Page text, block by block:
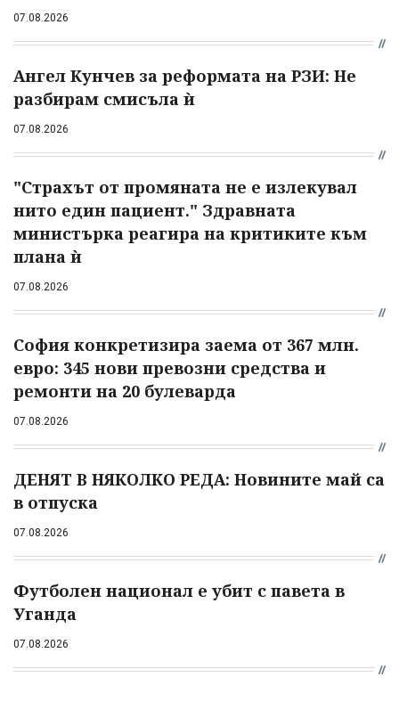
07.08.2026
Ангел Кунчев за реформата на РЗИ: Не
разбирам смисъла ѝ
07.08.2026
"Страхът от промяната не е излекувал
нито един пациент." Здравната
министърка реагира на критиките към
плана ѝ
07.08.2026
София конкретизира заема от 367 млн.
евро: 345 нови превозни средства и
ремонти на 20 булеварда
07.08.2026
ДЕНЯТ В НЯКОЛКО РЕДА: Новините май са
в отпуска
07.08.2026
Футболен национал е убит с павета в
Уганда
07.08.2026